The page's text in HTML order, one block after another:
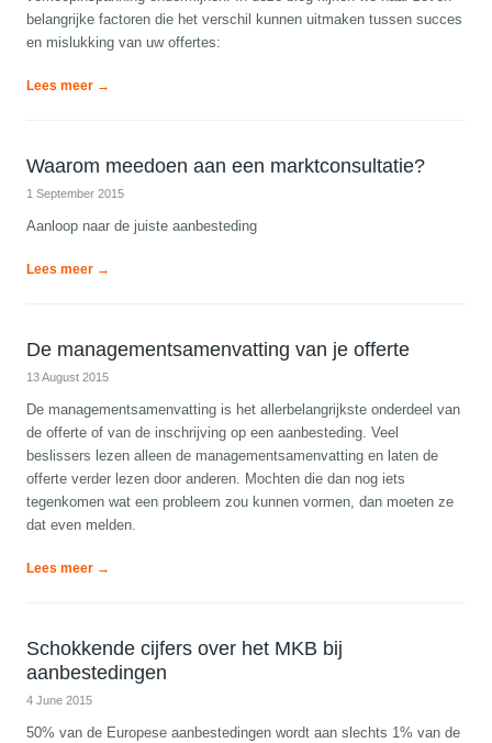
belangrijke factoren die het verschil kunnen uitmaken tussen succes
en mislukking van uw offertes:
Lees meer →
Waarom meedoen aan een marktconsultatie?
1 September 2015
Aanloop naar de juiste aanbesteding
Lees meer →
De managementsamenvatting van je offerte
13 August 2015
De managementsamenvatting is het allerbelangrijkste onderdeel van
de offerte of van de inschrijving op een aanbesteding. Veel
beslissers lezen alleen de managementsamenvatting en laten de
offerte verder lezen door anderen. Mochten die dan nog iets
tegenkomen wat een probleem zou kunnen vormen, dan moeten ze
dat even melden.
Lees meer →
Schokkende cijfers over het MKB bij
aanbestedingen
4 June 2015
50% van de Europese aanbestedingen wordt aan slechts 1% van de